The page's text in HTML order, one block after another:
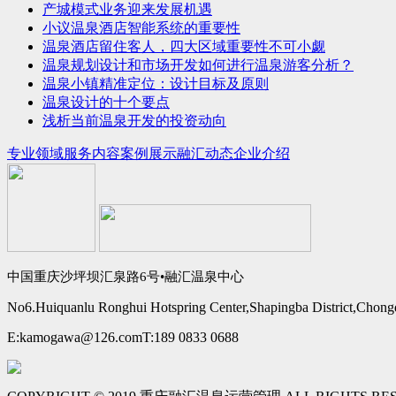
产城模式业务迎来发展机遇
小议温泉酒店智能系统的重要性
温泉酒店留住客人，四大区域重要性不可小觑
温泉规划设计和市场开发如何进行温泉游客分析？
温泉小镇精准定位：设计目标及原则
温泉设计的十个要点
浅析当前温泉开发的投资动向
专业领域服务内容案例展示融汇动态企业介绍
中国重庆沙坪坝汇泉路6号•融汇温泉中心
No6.Huiquanlu Ronghui Hotspring Center,Shapingba
E:kamogawa@126.comT:189 0833 0688